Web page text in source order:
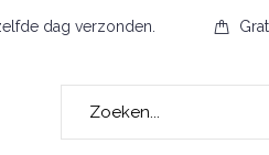
dag verzonden.